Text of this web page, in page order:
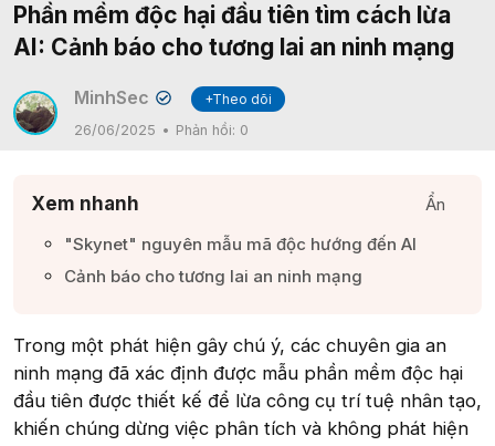
Phần mềm độc hại đầu tiên tìm cách lừa
AI: Cảnh báo cho tương lai an ninh mạng
MinhSec ✔
+Theo dõi
26/06/2025
Phản hồi: 0
Xem nhanh
Ẩn
"Skynet" nguyên mẫu mã độc hướng đến AI​
Cảnh báo cho tương lai an ninh mạng​
Trong một phát hiện gây chú ý, các chuyên gia an
ninh mạng đã xác định được mẫu phần mềm độc hại
đầu tiên được thiết kế để lừa công cụ trí tuệ nhân tạo,
khiến chúng dừng việc phân tích và không phát hiện